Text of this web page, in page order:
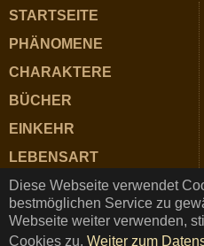
Diese Webseite verwendet
bestmöglichen Service zu
Webseite weiter verwenden,
Cookies zu. Weiter zum
STARTSEITE
PHÄNOMENE
CHARAKTERE
BÜCHER
EINKEHR
LEBENSART
ZUTATEN